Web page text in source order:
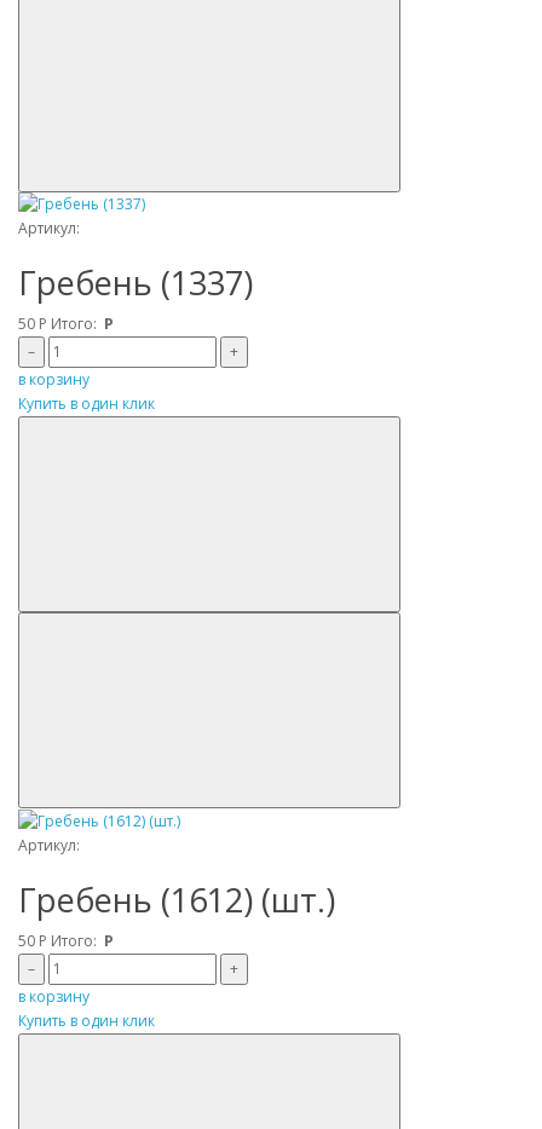
Артикул:
Гребень (1337)
50 Р Итого: Р
–
+
в корзину
Купить в один клик
Артикул:
Гребень (1612) (шт.)
50 Р Итого: Р
–
+
в корзину
Купить в один клик